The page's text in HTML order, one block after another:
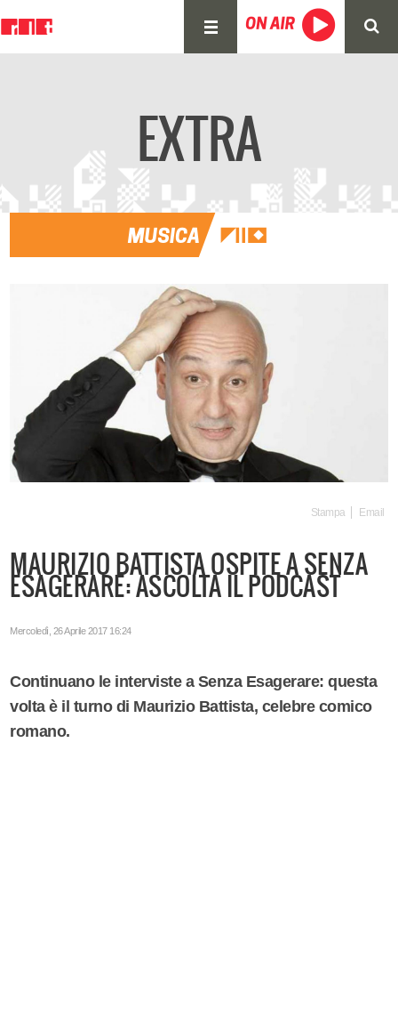
EXTRA
Stampa Email
MAURIZIO BATTISTA OSPITE A SENZA
ESAGERARE: ASCOLTA IL PODCAST
Mercoledì, 26 Aprile 2017 16:24
Continuano le interviste a Senza Esagerare: questa
volta è il turno di Maurizio Battista, celebre comico
romano.